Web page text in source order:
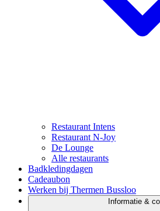
Restaurant Intens
Restaurant N-Joy
De Lounge
Alle restaurants
Badkledingdagen
Cadeaubon
Werken bij Thermen Bussloo
Informatie &